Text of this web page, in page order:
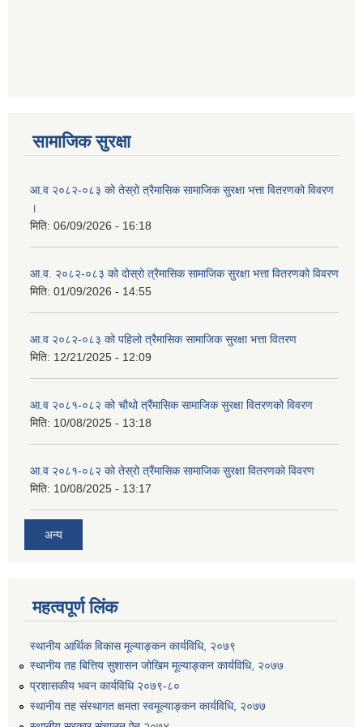
सामाजिक सुरक्षा
आ.व २०८२-०८३ को तेस्रो त्रैमासिक सामाजिक सुरक्षा भत्ता वितरणको विवरण
।
मिति: 06/09/2026 - 16:18
आ.व. २०८२-०८३ को दोस्रो त्रैमासिक सामाजिक सुरक्षा भत्ता वितरणको विवरण
मिति: 01/09/2026 - 14:55
आ.व २०८२-०८३ को पहिलो त्रैमासिक सामाजिक सुरक्षा भत्ता वितरण
मिति: 12/21/2025 - 12:09
आ.व २०८१-०८२ को चौथो त्रैंमासिक सामाजिक सुरक्षा वितरणको विवरण
मिति: 10/08/2025 - 13:18
आ.व २०८१-०८२ को तेस्रो त्रैंमासिक सामाजिक सुरक्षा वितरणको विवरण
मिति: 10/08/2025 - 13:17
अन्य
महत्वपूर्ण लिंक
स्थानीय आर्थिक विकास मूल्याङ्कन कार्यविधि, २०७९
स्थानीय तह बित्तिय सुशासन जोखिम मूल्याङ्कन कार्यविधि, २०७७
प्रशासकीय भवन कार्यविधि २०७९-८०
स्थानीय तह संस्थागत क्षमता स्वमूल्याङ्कन कार्यविधि, २०७७